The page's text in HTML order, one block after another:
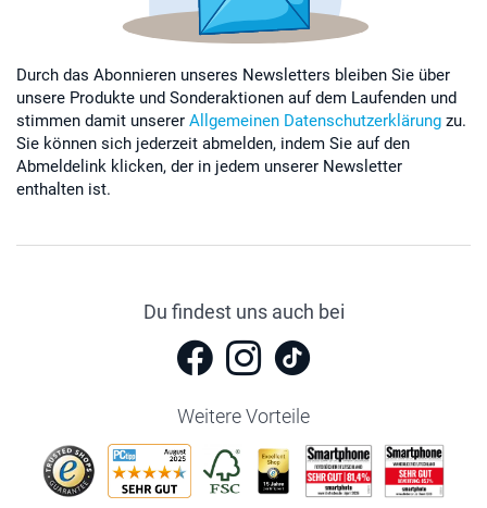
Durch das Abonnieren unseres Newsletters bleiben Sie über
unsere Produkte und Sonderaktionen auf dem Laufenden und
stimmen damit unserer Allgemeinen Datenschutzerklärung zu.
Sie können sich jederzeit abmelden, indem Sie auf den
Abmeldelink klicken, der in jedem unserer Newsletter
enthalten ist.
Du findest uns auch bei
Weitere Vorteile